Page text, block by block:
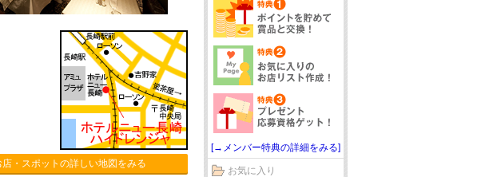
店・スポットの詳しい地図をみる
[→メンバー特典の詳細をみる]
お気に入り